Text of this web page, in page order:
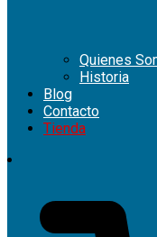
Quienes
Historia
Blog
Contacto
Tienda